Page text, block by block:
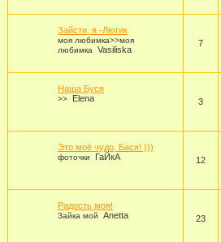
Зайсти, я -Лютик
моя любимка>>моя
любимка
Vasiliska
7
Наша Буся
>> Elena 3
Это моё чудо, Бася! )))
фоточки ГаЙкА 12
Радость моя!
Зайка мой Anetta 23